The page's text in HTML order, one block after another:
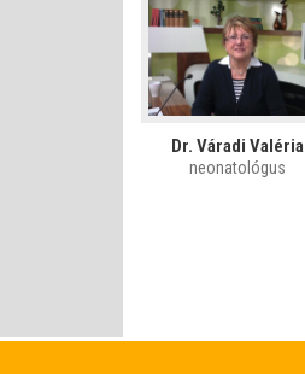
Dr. Váradi Valéria
neonatológus